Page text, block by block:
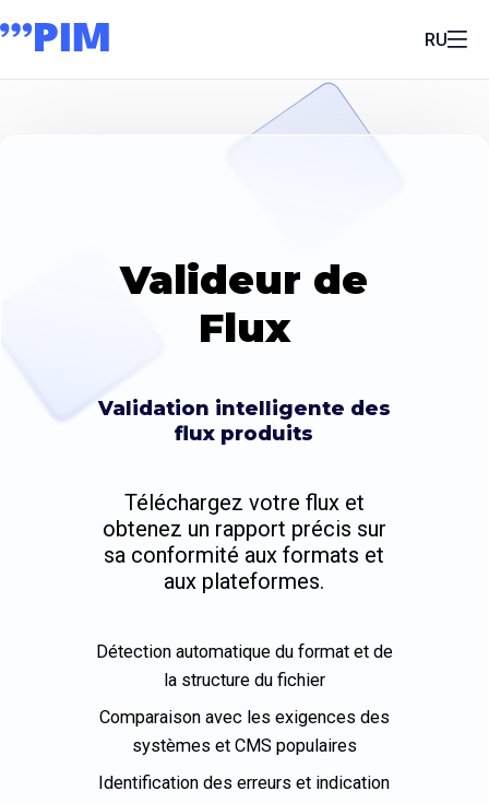
RU
Valideur de
Flux
Validation intelligente des
flux produits
Téléchargez votre flux et
obtenez un rapport précis sur
sa conformité aux formats et
aux plateformes.
Détection automatique du format et de
la structure du fichier
Comparaison avec les exigences des
systèmes et CMS populaires
Identification des erreurs et indication